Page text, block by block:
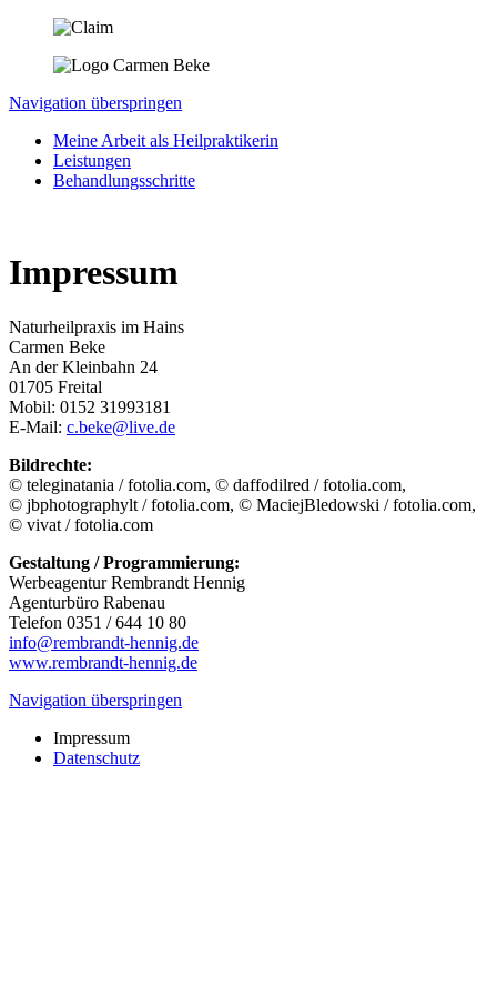
Navigation überspringen
Meine Arbeit als Heilpraktikerin
Leistungen
Behandlungsschritte
Impressum
Naturheilpraxis im Hains
Carmen Beke
An der Kleinbahn 24
01705 Freital
Mobil: 0152 31993181
E-Mail: c.beke@live.de
Bildrechte:
© teleginatania / fotolia.com, © daffodilred / fotolia.com,
© jbphotographylt / fotolia.com, © MaciejBledowski / fotolia.com,
© vivat / fotolia.com
Gestaltung / Programmierung:
Werbeagentur Rembrandt Hennig
Agenturbüro Rabenau
Telefon 0351 / 644 10 80
info@rembrandt-hennig.de
www.rembrandt-hennig.de
Navigation überspringen
Impressum
Datenschutz